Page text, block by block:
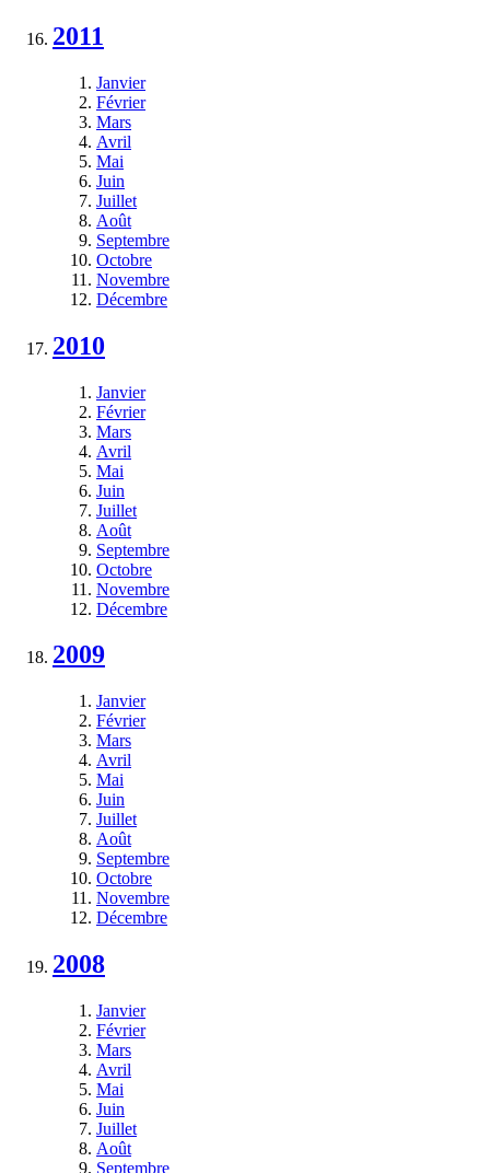
2011
Janvier
Février
Mars
Avril
Mai
Juin
Juillet
Août
Septembre
Octobre
Novembre
Décembre
2010
Janvier
Février
Mars
Avril
Mai
Juin
Juillet
Août
Septembre
Octobre
Novembre
Décembre
2009
Janvier
Février
Mars
Avril
Mai
Juin
Juillet
Août
Septembre
Octobre
Novembre
Décembre
2008
Janvier
Février
Mars
Avril
Mai
Juin
Juillet
Août
Septembre